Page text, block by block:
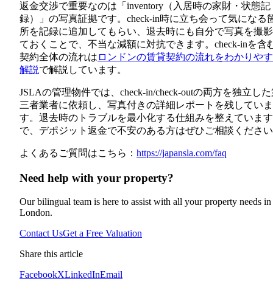
返金交渉で重要なのは「inventory（入居時の家財・状態記
録）」の写真証拠です。check-in時に立ち会って気になる
所を記録に追加してもらい、退去時にも自分で写真を撮
ておくことで、不当な減額に対抗できます。check-inを含
契約全体の流れは ロンドンの賃貸契約の流れをわかりや
解説で解説しています。
JSLAの管理物件では、check-in/check-outの両方を独立し
三者業者に依頼し、写真付きの詳細レポートを残していま
す。退去時のトラブルを最小化する仕組みを整えていま
で、デポジット返金で不安のある方はぜひご相談くださ
よくあるご質問はこちら： https://japansla.com/faq
Need help with your property?
Our bilingual team is here to assist with all your property needs in
London.
Contact UsGet a Free Valuation
Share this article
FacebookXLinkedInEmail